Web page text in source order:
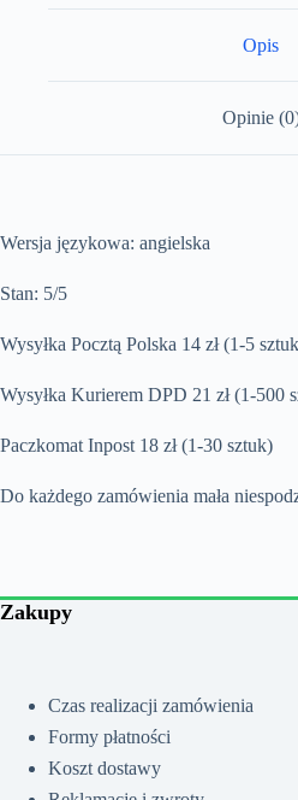
Opis
Opinie
Wersja językowa: angielska
Stan: 5/5
Wysyłka Pocztą Polska 14 zł (1-5
Wysyłka Kurierem DPD 21 zł (1-500
Paczkomat Inpost 18 zł (1-30 sztuk)
Do każdego zamówienia mała
Zakupy
Czas realizacji zamówienia
Formy płatności
Koszt dostawy